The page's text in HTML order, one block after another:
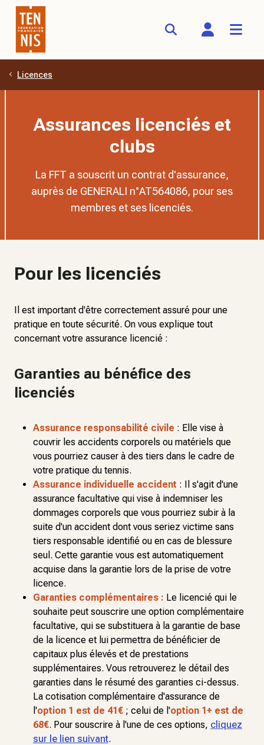
Aller au contenu principal
Licences
Assurances licenciés et
clubs
La FFT a souscrit un contrat d'assurance,
auprès de GENERALI n°AT564086, pour ses
membres et ses licenciés.
Pour les licenciés
Il est important d'être correctement assuré pour une
pratique en toute sécurité. On vous explique tout
concernant votre assurance licencié :
Garanties au bénéfice des
licenciés
Assurance responsabilité civile : Elle vise à
couvrir les accidents corporels ou matériels que
vous pourriez causer à des tiers dans le cadre de
votre pratique du tennis.
Assurance individuelle accident : Il s'agit d'une
assurance facultative qui vise à indemniser les
dommages corporels que vous pourriez subir à la
suite d'un accident dont vous seriez victime sans
tiers responsable identifié ou en cas de blessure
seul. Cette garantie vous est automatiquement
acquise dans la garantie lors de la prise de votre
licence.
Garanties complémentaires : Le licencié qui le
souhaite peut souscrire une option complémentaire
facultative, qui se substituera à la garantie de base
de la licence et lui permettra de bénéficier de
capitaux plus élevés et de prestations
supplémentaires. Vous retrouverez le détail des
garanties dans le résumé des garanties ci-dessus.
La cotisation complémentaire d'assurance de
l'option 1 est de 41€ ; celui de l'option 1+ est de
68€. Pour souscrire à l'une de ces options, cliquez
sur le lien suivant.